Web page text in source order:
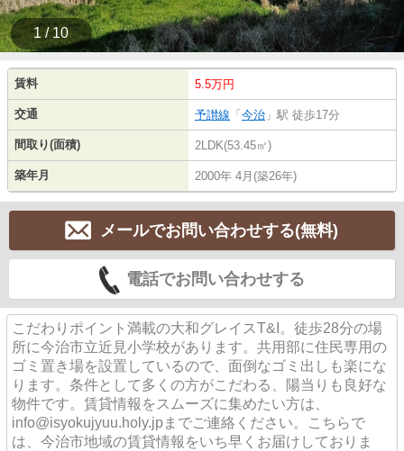
1 / 10
賃料 5.5万円
交通 予讃線 「 今治 」駅 徒歩17分
間取り(面積) 2LDK(53.45㎡)
築年月 2000年 4月(築26年)
メールでお問い合わせする(無料)
電話でお問い合わせする
こだわりポイント満載の大和グレイスT&I。徒歩28分の場
所に今治市立近見小学校があります。共用部に住民専用の
ゴミ置き場を設置しているので、面倒なゴミ出しも楽にな
ります。条件として多くの方がこだわる、陽当りも良好な
物件です。賃貸情報をスムーズに集めたい方は、
info@isyokujyuu.holy.jpまでご連絡ください。こちらで
は、今治市地域の賃貸情報をいち早くお届けしておりま